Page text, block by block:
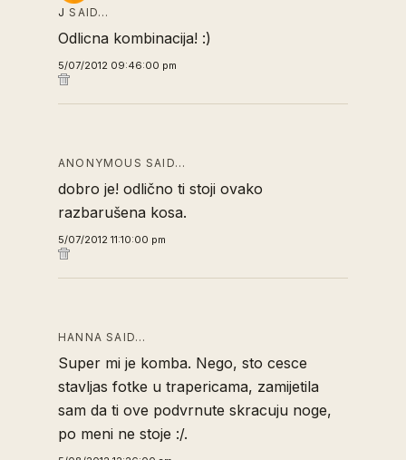
J SAID…
Odlicna kombinacija! :)
5/07/2012 09:46:00 pm
ANONYMOUS SAID…
dobro je! odlično ti stoji ovako
razbarušena kosa.
5/07/2012 11:10:00 pm
HANNA SAID…
Super mi je komba. Nego, sto cesce
stavljas fotke u trapericama, zamijetila
sam da ti ove podvrnute skracuju noge,
po meni ne stoje :/.